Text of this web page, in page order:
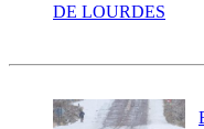
DE LOURDES